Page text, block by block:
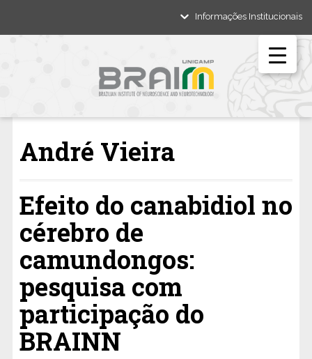
Informações Institucionais
André Vieira
Efeito do canabidiol no
cérebro de
camundongos:
pesquisa com
participação do
BRAINN